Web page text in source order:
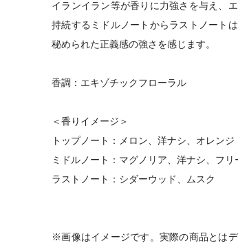
イランイラン等が香りに力強さを与え、
持続するミドルノートからラストノート
秘められた正義感の強さを感じます。
香調：エキゾチックフローラル
＜香りイメージ＞
トップノート：メロン、洋ナシ、オレンジ
ミドルノート：マグノリア、洋ナシ、フ
ラストノート：シダーウッド、ムスク
※画像はイメージです。実際の商品とは